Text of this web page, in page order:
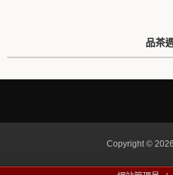
品茶
Copyright ©